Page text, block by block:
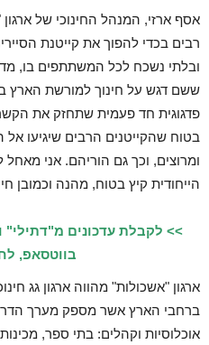
אסף ארזי, המנהל החינוכי של
רבים בכדי להפוך את קייטנת
ובלתי נשכח לכל המשתתפים בו,
ששם דגש על חינוך למורשת הארץ
פדגוגית חד פעמית שתחזק את הקשר
בטוח שהקייטנים הרבים שיגיעו אל
ומרוצים, וכך גם הוריהם. אני מאחל
הייחודית קיץ בטוח, מהנה וכמובן
>> לקבלת עדכונים
בווטסאפ,
ברחבי הארץ אשר מספק מערך
אוכלוסיות וקהלים: בתי ספר,